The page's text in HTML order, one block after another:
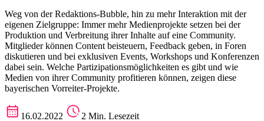
Weg von der Redaktions-Bubble, hin zu mehr Interaktion mit der
eigenen Zielgruppe: Immer mehr Medienprojekte setzen bei der
Produktion und Verbreitung ihrer Inhalte auf eine Community.
Mitglieder können Content beisteuern, Feedback geben, in Foren
diskutieren und bei exklusiven Events, Workshops und Konferenzen
dabei sein. Welche Partizipationsmöglichkeiten es gibt und wie
Medien von ihrer Community profitieren können, zeigen diese
bayerischen Vorreiter-Projekte.
16.02.2022
2 Min. Lesezeit